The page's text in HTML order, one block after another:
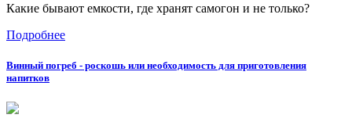
Какие бывают емкости, где хранят самогон и не только?
Подробнее
Винный погреб - роскошь или необходимость для приготовления
напитков